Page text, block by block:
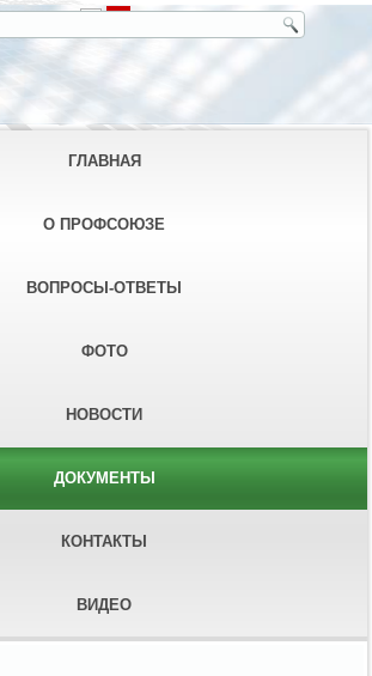
ГЛАВНАЯ
О ПРОФСОЮЗЕ
ВОПРОСЫ-ОТВЕТЫ
ФОТО
НОВОСТИ
ДОКУМЕНТЫ
КОНТАКТЫ
ВИДЕО